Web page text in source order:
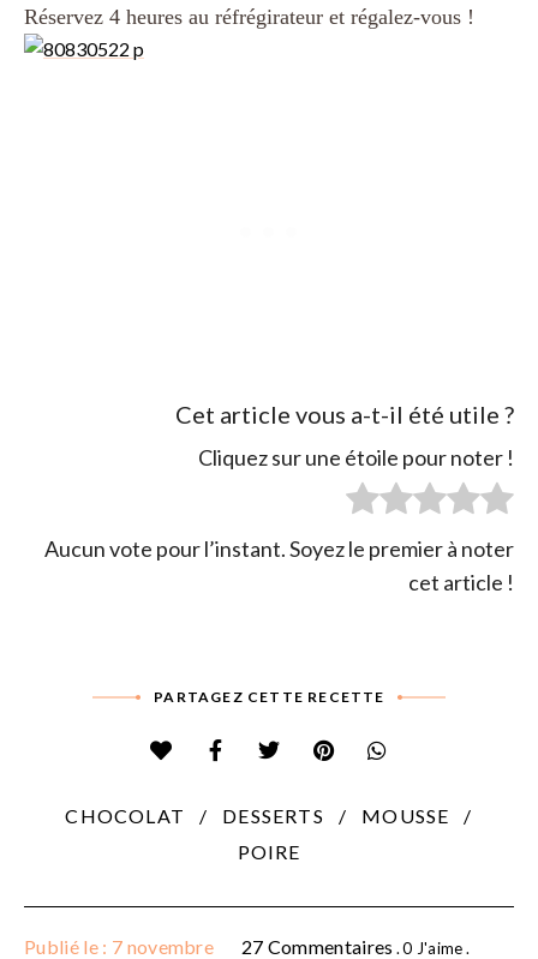
Réservez 4 heures au réfrégirateur et régalez-vous !
Cet article vous a-t-il été utile ?
Cliquez sur une étoile pour noter !
Aucun vote pour l’instant. Soyez le premier à noter
cet article !
PARTAGEZ CETTE RECETTE
CHOCOLAT DESSERTS
MOUSSE
POIRE
Publié le : 7 novembre
27 Commentaires 0 J'aime